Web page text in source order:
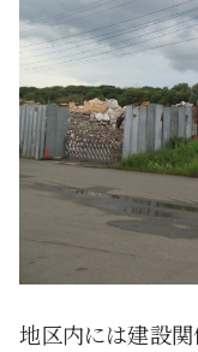
地区内には建設